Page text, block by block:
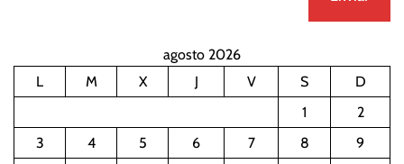
agosto 2026
L
M X J V S
D
1
2
3
4 5 6 7 8
9